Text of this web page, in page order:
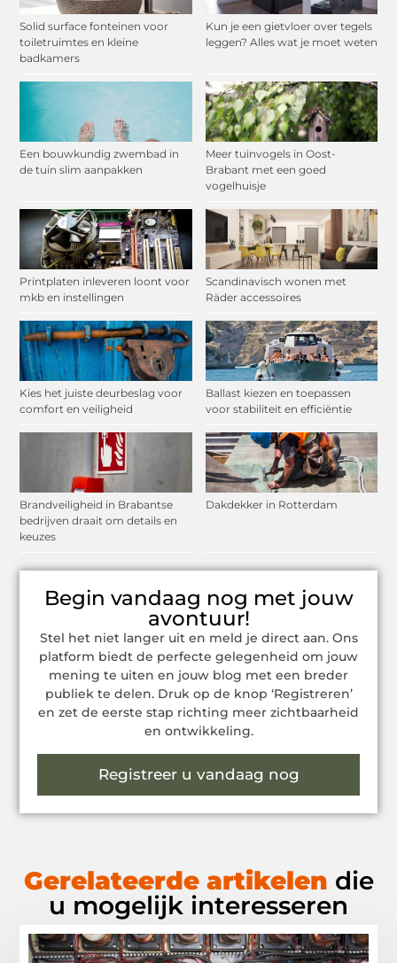
Solid surface fonteinen voor
toiletruimtes en kleine
badkamers
Kun je een gietvloer over tegels
leggen? Alles wat je moet weten
Een bouwkundig zwembad in
de tuin slim aanpakken
Meer tuinvogels in Oost-
Brabant met een goed
vogelhuisje
Printplaten inleveren loont voor
mkb en instellingen
Scandinavisch wonen met
Räder accessoires
Kies het juiste deurbeslag voor
comfort en veiligheid
Ballast kiezen en toepassen
voor stabiliteit en efficiëntie
Brandveiligheid in Brabantse
bedrijven draait om details en
keuzes
Dakdekker in Rotterdam
Begin vandaag nog met jouw
avontuur!
Stel het niet langer uit en meld je direct aan. Ons
platform biedt de perfecte gelegenheid om jouw
mening te uiten en jouw blog met een breder
publiek te delen. Druk op de knop ‘Registreren’
en zet de eerste stap richting meer zichtbaarheid
en ontwikkeling.
Registreer u vandaag nog
Gerelateerde artikelen die
u mogelijk interesseren